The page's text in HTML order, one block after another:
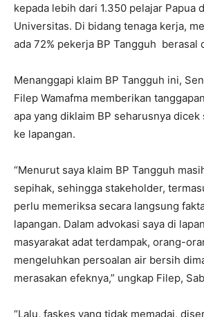
kepada lebih dari 1.350 pelajar Papua
Universitas. Di bidang tenaga kerja,
ada 72% pekerja BP Tangguh berasal
Menanggapi klaim BP Tangguh ini,
Filep Wamafma memberikan
apa yang diklaim BP seharusnya dicek
ke lapangan.
“Menurut saya klaim BP Tangguh
sepihak, sehingga stakeholder,
perlu memeriksa secara langsung
lapangan. Dalam advokasi saya di
masyarakat adat terdampak, orang-
mengeluhkan persoalan air bersih
merasakan efeknya,” ungkap Filep,
“Lalu, faskes yang tidak memadai,